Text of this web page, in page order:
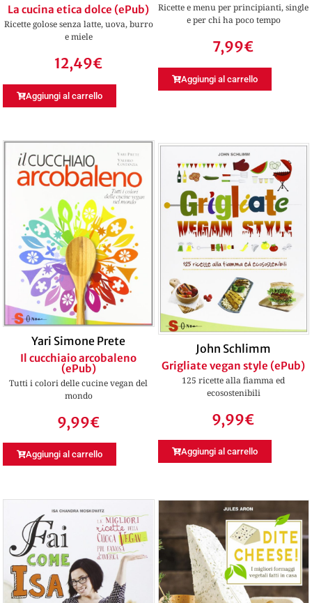
La cucina etica dolce (ePub)
Ricette golose senza latte, uova, burro
e miele
12,49€
Aggiungi al carrello
Ricette e menu per principianti, single
e per chi ha poco tempo
7,99€
Aggiungi al carrello
Yari Simone Prete
Il cucchiaio arcobaleno
(ePub)
Tutti i colori delle cucine vegan del
mondo
9,99€
Aggiungi al carrello
John Schlimm
Grigliate vegan style (ePub)
125 ricette alla fiamma ed
ecosostenibili
9,99€
Aggiungi al carrello